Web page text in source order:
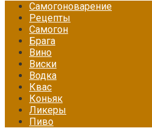
Самогоноварение
Рецепты
Самогон
Брага
Вино
Виски
Водка
Квас
Коньяк
Ликеры
Пиво